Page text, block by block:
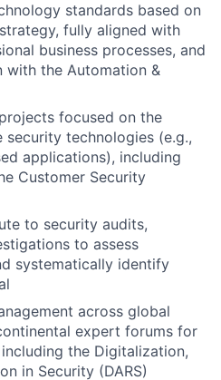
standards based on
fully aligned with
business processes, and
with the Automation &
focused on the
technologies (e.g.,
applications), including
Customer Security
to security audits,
to assess
systematically identify
across global
expert forums for
the Digitalization,
in Security (DARS)